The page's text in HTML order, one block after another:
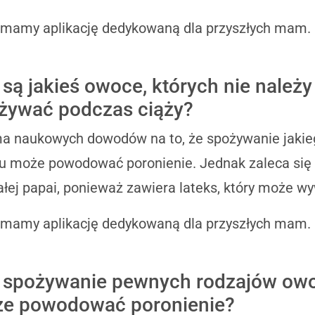
aplikację dedykowaną dla przyszłych mam.
jakieś owoce, których nie należy
podczas ciąży?
naukowych dowodów na to, że spożywanie
może powodować poronienie. Jednak zaleca
papai, ponieważ zawiera lateks, który może
aplikację dedykowaną dla przyszłych mam.
spożywanie pewnych rodzajów
powodować poronienie?